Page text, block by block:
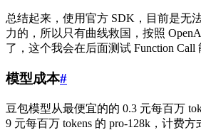
总结起来，使用官方 SDK，目前是无
力的，所以只有曲线救国，按照
了，这个我会在后面测试 Function Call
模型成本#
豆包模型从最便宜的的 0.3 元每百万
9 元每百万 tokens 的 pro-128k，计费